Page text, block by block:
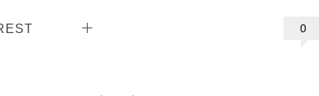
0